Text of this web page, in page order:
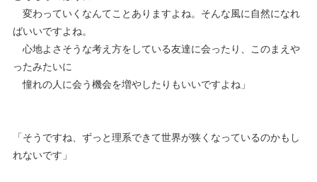
変わっていくなんてことありますよね。そんな風に自然になれ
ばいいですよね。
心地よさそうな考え方をしている友達に会ったり、このまえや
ったみたいに
憧れの人に会う機会を増やしたりもいいですよね」
「そうですね、ずっと理系できて世界が狭くなっているのかもし
れないです」